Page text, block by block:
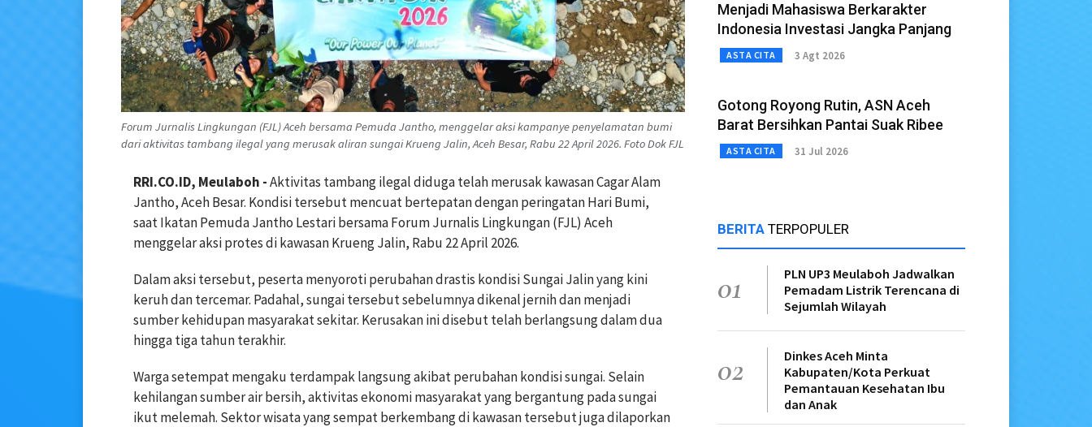
Forum Jurnalis Lingkungan (FJL) Aceh bersama Pemuda Jantho, menggelar aksi kampanye penyelamatan bumi
dari aktivitas tambang ilegal yang merusak aliran sungai Krueng Jalin, Aceh Besar, Rabu 22 April 2026. Foto Dok FJL
RRI.CO.ID, Meulaboh -Aktivitas tambang ilegal diduga telah merusak kawasan Cagar Alam
Jantho, Aceh Besar. Kondisi tersebut mencuat bertepatan dengan peringatan Hari Bumi,
saat Ikatan Pemuda Jantho Lestari bersama Forum Jurnalis Lingkungan (FJL) Aceh
menggelar aksi protes di kawasan Krueng Jalin, Rabu 22 April 2026.
Dalam aksi tersebut, peserta menyoroti perubahan drastis kondisi Sungai Jalin yang kini
keruh dan tercemar. Padahal, sungai tersebut sebelumnya dikenal jernih dan menjadi
sumber kehidupan masyarakat sekitar. Kerusakan ini disebut telah berlangsung dalam dua
hingga tiga tahun terakhir.
Warga setempat mengaku terdampak langsung akibat perubahan kondisi sungai. Selain
kehilangan sumber air bersih, aktivitas ekonomi masyarakat yang bergantung pada sungai
ikut melemah. Sektor wisata yang sempat berkembang di kawasan tersebut juga dilaporkan
Menjadi Mahasiswa Berkarakter
Indonesia Investasi Jangka Panjang
ASTA CITA 3 Agt 2026
Gotong Royong Rutin, ASN Aceh
Barat Bersihkan Pantai Suak Ribee
ASTA CITA 31 Jul 2026
BERITA TERPOPULER
01
PLN UP3 Meulaboh Jadwalkan
Pemadam Listrik Terencana di
Sejumlah Wilayah
02
Dinkes Aceh Minta
Kabupaten/Kota Perkuat
Pemantauan Kesehatan Ibu
dan Anak